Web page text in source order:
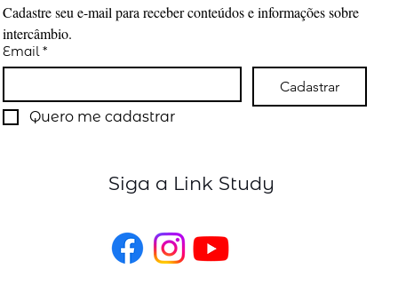
Cadastre seu e-mail para receber conteúdos e informações sobre
intercâmbio.
Email *
Cadastrar
Quero me cadastrar
Siga a Link Study